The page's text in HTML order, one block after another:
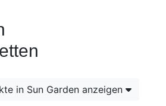
in Sun Garden anzeigen